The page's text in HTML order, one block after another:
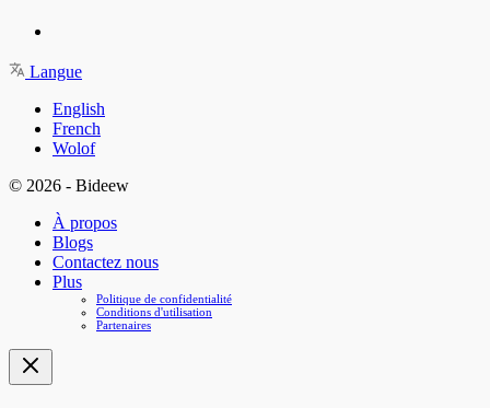
Langue
English
French
Wolof
© 2026 - Bideew
À propos
Blogs
Contactez nous
Plus
Politique de confidentialité
Conditions d'utilisation
Partenaires